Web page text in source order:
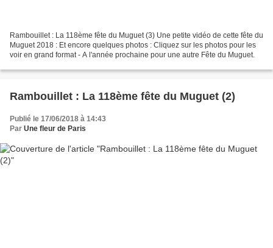
Rambouillet : La 118ème fête du Muguet (3) Une petite vidéo de cette fête du
Muguet 2018 : Et encore quelques photos : Cliquez sur les photos pour les
voir en grand format - A l'année prochaine pour une autre Fête du Muguet.
Rambouillet : La 118ème fête du Muguet (2)
Publié le 17/06/2018 à 14:43
Par Une fleur de Paris